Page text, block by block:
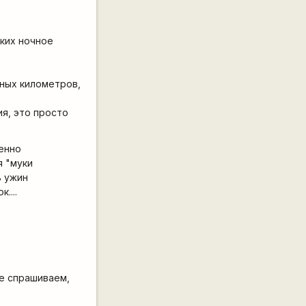
ночное
километров,
это просто
"муки
ужин
спрашиваем,